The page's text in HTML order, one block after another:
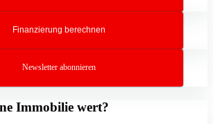
Finanzierung berechnen
Newsletter abonnieren
Immobilie wert?